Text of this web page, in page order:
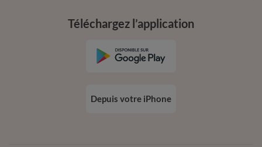
Téléchargez l’application
Depuis votre iPhone